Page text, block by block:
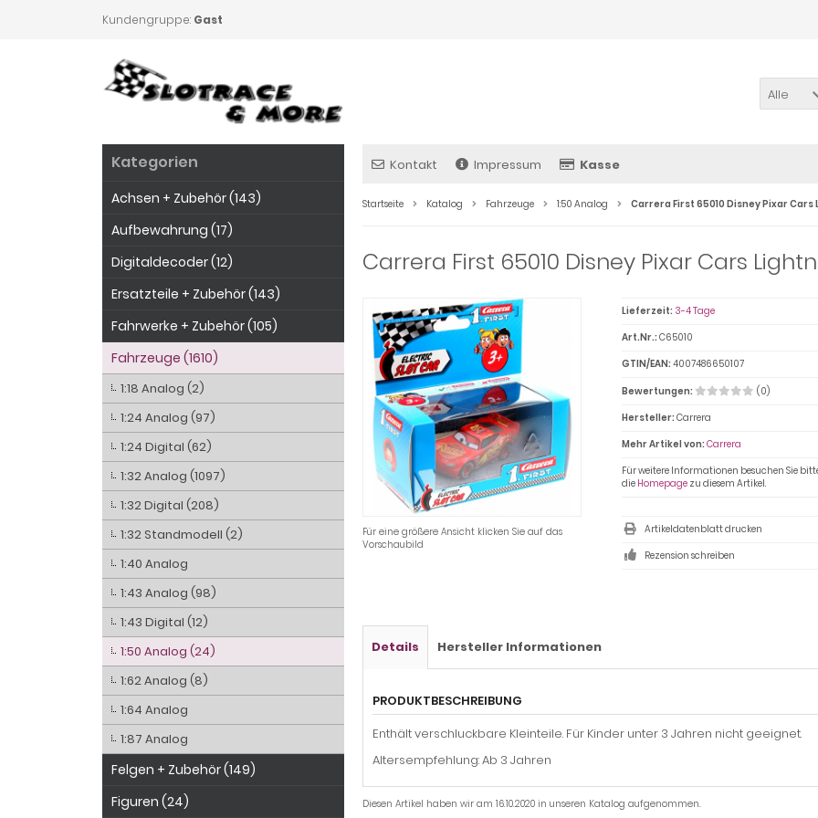
Kundengruppe: Gast
Alle
Kontakt Impressum Kasse
Startseite Katalog Fahrzeuge 1:50 Analog Carrera First 65010 Disney Pixar
Carrera First 65010 Disney Pixar Cars
Für eine größere Ansicht klicken Sie auf das
Vorschaubild
Lieferzeit: 3-4 Tage
Art.Nr.: C65010
GTIN/EAN: 4007486650107
Bewertungen:
(0)
Hersteller: Carrera
Mehr Artikel von: Carrera
Für weitere Informationen besuchen Sie
die Homepagezu diesem Artikel.
Artikeldatenblatt drucken
Rezension schreiben
Details Hersteller Informationen
PRODUKTBESCHREIBUNG
Enthält verschluckbare Kleinteile. Für Kinder unter 3 Jahren nicht geeignet.
Altersempfehlung: Ab 3 Jahren
Diesen Artikel haben wir am 16.10.2020 in unseren Katalog aufgenommen.
Kategorien
Achsen + Zubehör (143)
Aufbewahrung (17)
Digitaldecoder (12)
Ersatzteile + Zubehör (143)
Fahrwerke + Zubehör (105)
Fahrzeuge (1610)
1:18 Analog (2)
1:24 Analog (97)
1:24 Digital (62)
1:32 Analog (1097)
1:32 Digital (208)
1:32 Standmodell (2)
1:40 Analog
1:43 Analog (98)
1:43 Digital (12)
1:50 Analog (24)
1:62 Analog (8)
1:64 Analog
1:87 Analog
Felgen + Zubehör (149)
Figuren (24)